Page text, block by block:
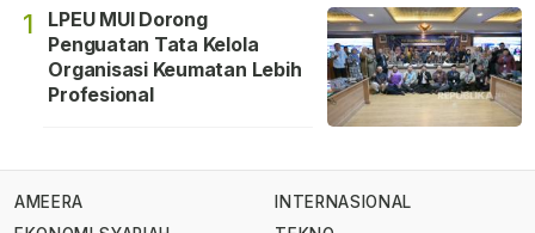
1
LPEU MUI Dorong
Penguatan Tata Kelola
Organisasi Keumatan Lebih
Profesional
AMEERA
INTERNASIONAL